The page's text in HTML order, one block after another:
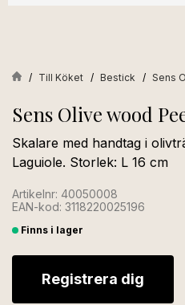
Till Köket Bestick Sens
Sens Olive wood
Skalare med handtag i
Laguiole. Storlek: L 16 cm
Artikelnr: 40050008
EAN-kod: 3118220025196
Finns i lager
Registrera dig